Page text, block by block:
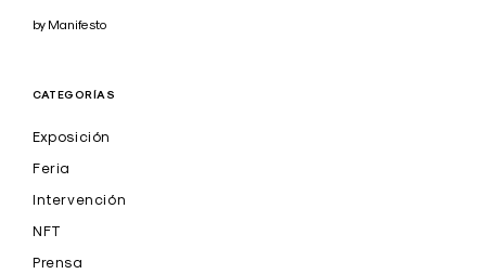
by Manifesto
CATEGORÍAS
Exposición
Feria
Intervención
NFT
Prensa